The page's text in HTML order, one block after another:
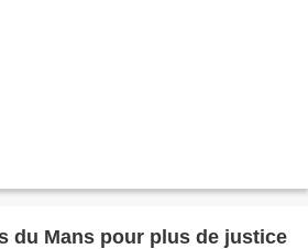
du Mans pour plus de justice